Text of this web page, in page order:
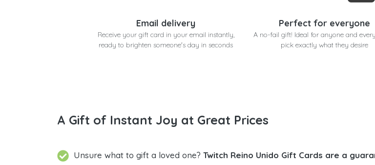
Email delivery
Receive your gift card in your email instantly,
ready to brighten someone's day in seconds
Perfect for everyone
A no-fail gift! Ideal for anyone and
pick exactly what they desire
A Gift of Instant Joy at Great Prices
Unsure what to gift a loved one? Twitch Reino Unido Gift Cards are a